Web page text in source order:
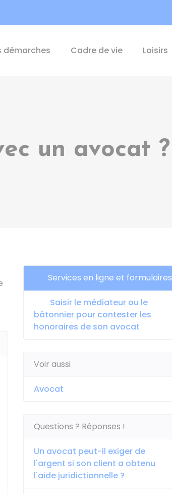
démarches Cadre de vie Loisirs
un avocat ?
Services en ligne et formulaires
Saisir le médiateur ou le
bâtonnier pour contester les
honoraires de son avocat
Voir aussi
Avocat
Questions ? Réponses !
Un avocat peut-il exiger de
l'argent si son client a obtenu
l'aide juridictionnelle ?